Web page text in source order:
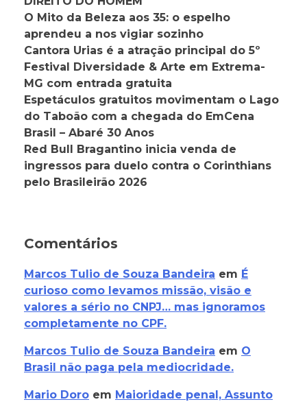
O Mito da Beleza aos 35: o espelho
aprendeu a nos vigiar sozinho
Cantora Urias é a atração principal do 5º
Festival Diversidade & Arte em Extrema-
MG com entrada gratuita
Espetáculos gratuitos movimentam o Lago
do Taboão com a chegada do EmCena
Brasil – Abaré 30 Anos
Red Bull Bragantino inicia venda de
ingressos para duelo contra o Corinthians
pelo Brasileirão 2026
Comentários
Marcos Tulio de Souza Bandeira em É
curioso como levamos missão, visão e
valores a sério no CNPJ… mas ignoramos
completamente no CPF.
Marcos Tulio de Souza Bandeira em O
Brasil não paga pela mediocridade.
Mario Doro em Maioridade penal, Assunto